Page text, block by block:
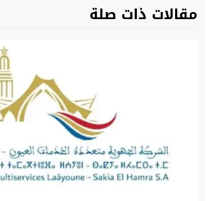
مقالات ذات صلة